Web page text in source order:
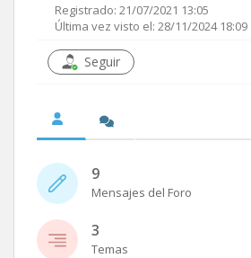
Registrado: 21/07/2021 13:05
Última vez visto el: 28/11/2024 18:09
Seguir
9
Mensajes del Foro
3
Temas